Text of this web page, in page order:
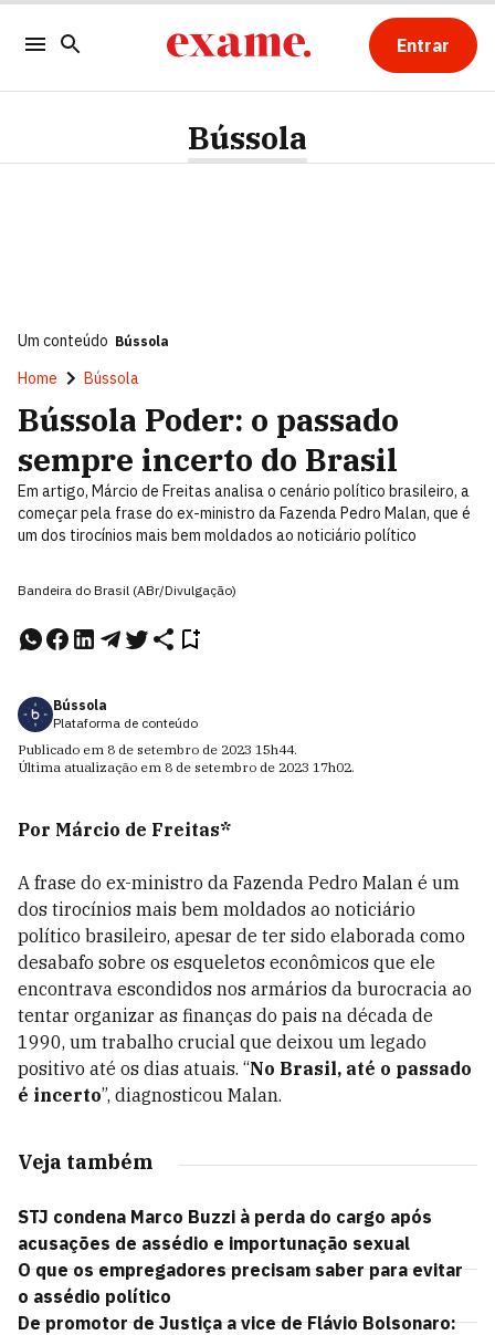
Entrar
Bússola
Um conteúdo Bússola
Home Bússola
Bússola Poder: o passado
sempre incerto do Brasil
Em artigo, Márcio de Freitas analisa o cenário político brasileiro, a
começar pela frase do ex-ministro da Fazenda Pedro Malan, que é
um dos tirocínios mais bem moldados ao noticiário político
Bandeira do Brasil (ABr/Divulgação)
Bússola
Plataforma de conteúdo
Publicado em 8 de setembro de 2023 15h44.
Última atualização em 8 de setembro de 2023 17h02.
Por Márcio de Freitas*
A frase do ex-ministro da Fazenda Pedro Malan é um
dos tirocínios mais bem moldados ao noticiário
político brasileiro, apesar de ter sido elaborada como
desabafo sobre os esqueletos econômicos que ele
encontrava escondidos nos armários da burocracia ao
tentar organizar as finanças do pais na década de
1990, um trabalho crucial que deixou um legado
positivo até os dias atuais. “No Brasil, até o passado
é incerto”, diagnosticou Malan.
Veja também
STJ condena Marco Buzzi à perda do cargo após
acusações de assédio e importunação sexual
O que os empregadores precisam saber para evitar
o assédio político
De promotor de Justiça a vice de Flávio Bolsonaro: